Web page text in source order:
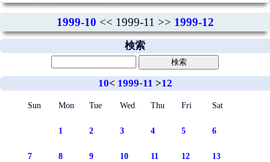
1999-10 << 1999-11 >> 1999-12
検索
10< 1999-11 >12
Sun Mon Tue Wed Thu Fri Sat
1 2 3 4 5 6
7 8 9 10 11 12 13